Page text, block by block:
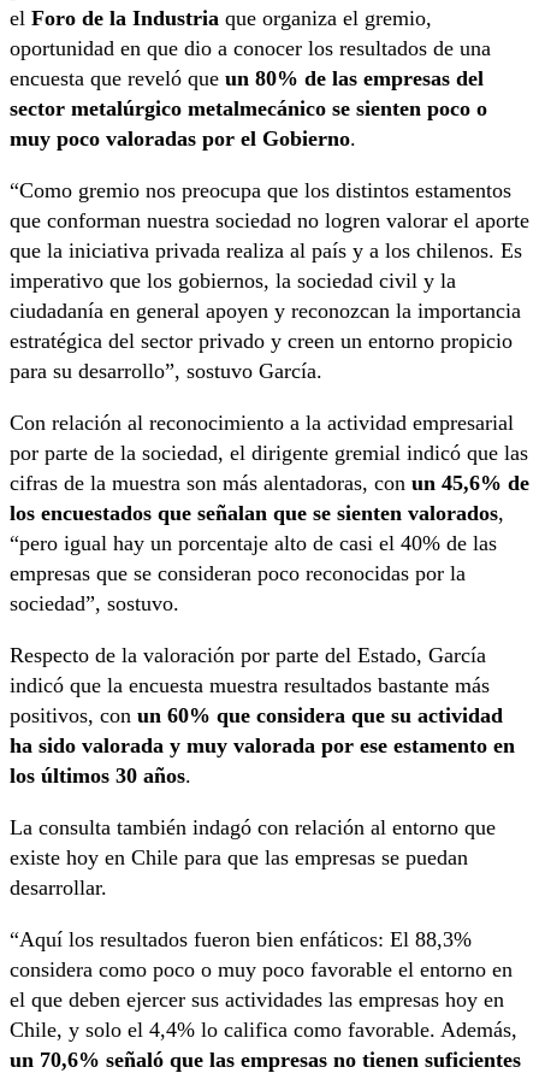
el Foro de la Industria que organiza el gremio,
oportunidad en que dio a conocer los resultados de una
encuesta que reveló que un 80% de las empresas del
sector metalúrgico metalmecánico se sienten poco o
muy poco valoradas por el Gobierno.
“Como gremio nos preocupa que los distintos estamentos
que conforman nuestra sociedad no logren valorar el aporte
que la iniciativa privada realiza al país y a los chilenos. Es
imperativo que los gobiernos, la sociedad civil y la
ciudadanía en general apoyen y reconozcan la importancia
estratégica del sector privado y creen un entorno propicio
para su desarrollo”, sostuvo García.
Con relación al reconocimiento a la actividad empresarial
por parte de la sociedad, el dirigente gremial indicó que las
cifras de la muestra son más alentadoras, con un 45,6% de
los encuestados que señalan que se sienten valorados,
“pero igual hay un porcentaje alto de casi el 40% de las
empresas que se consideran poco reconocidas por la
sociedad”, sostuvo.
Respecto de la valoración por parte del Estado, García
indicó que la encuesta muestra resultados bastante más
positivos, con un 60% que considera que su actividad
ha sido valorada y muy valorada por ese estamento en
los últimos 30 años.
La consulta también indagó con relación al entorno que
existe hoy en Chile para que las empresas se puedan
desarrollar.
“Aquí los resultados fueron bien enfáticos: El 88,3%
considera como poco o muy poco favorable el entorno en
el que deben ejercer sus actividades las empresas hoy en
Chile, y solo el 4,4% lo califica como favorable. Además,
un 70,6% señaló que las empresas no tienen suficientes